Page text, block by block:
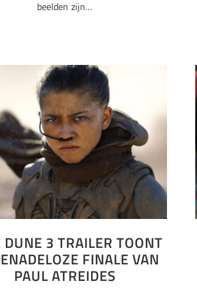
beelden zijn…
DUNE 3 TRAILER TOONT
FINALE VAN
PAUL ATREIDES